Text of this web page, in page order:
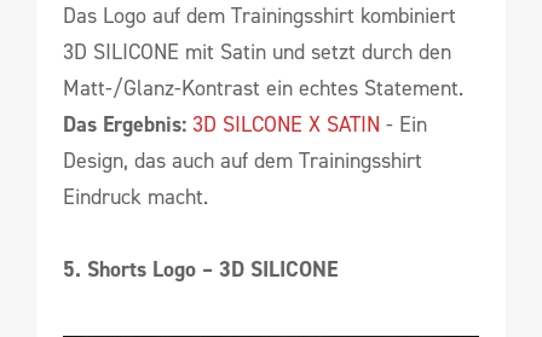
Das Logo auf dem Trainingsshirt kombiniert
3D SILICONE mit Satin und setzt durch den
Matt-/Glanz-Kontrast ein echtes Statement.
Das Ergebnis: 3D SILCONE X SATIN - Ein
Design, das auch auf dem Trainingsshirt
Eindruck macht.
5. Shorts Logo – 3D SILICONE